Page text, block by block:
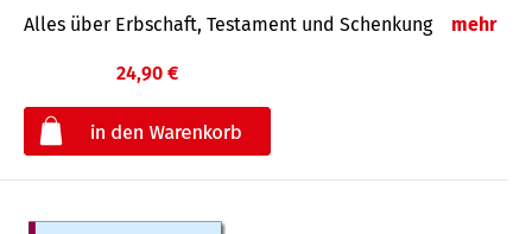
Alles über Erbschaft, Testament und Schenkung mehr
24,90 €